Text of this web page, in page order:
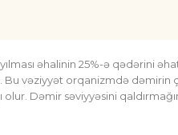
əhalinin 25%-ə qədərini
Bu vəziyyət orqanizmdə dəmirin
Dəmir səviyyəsini